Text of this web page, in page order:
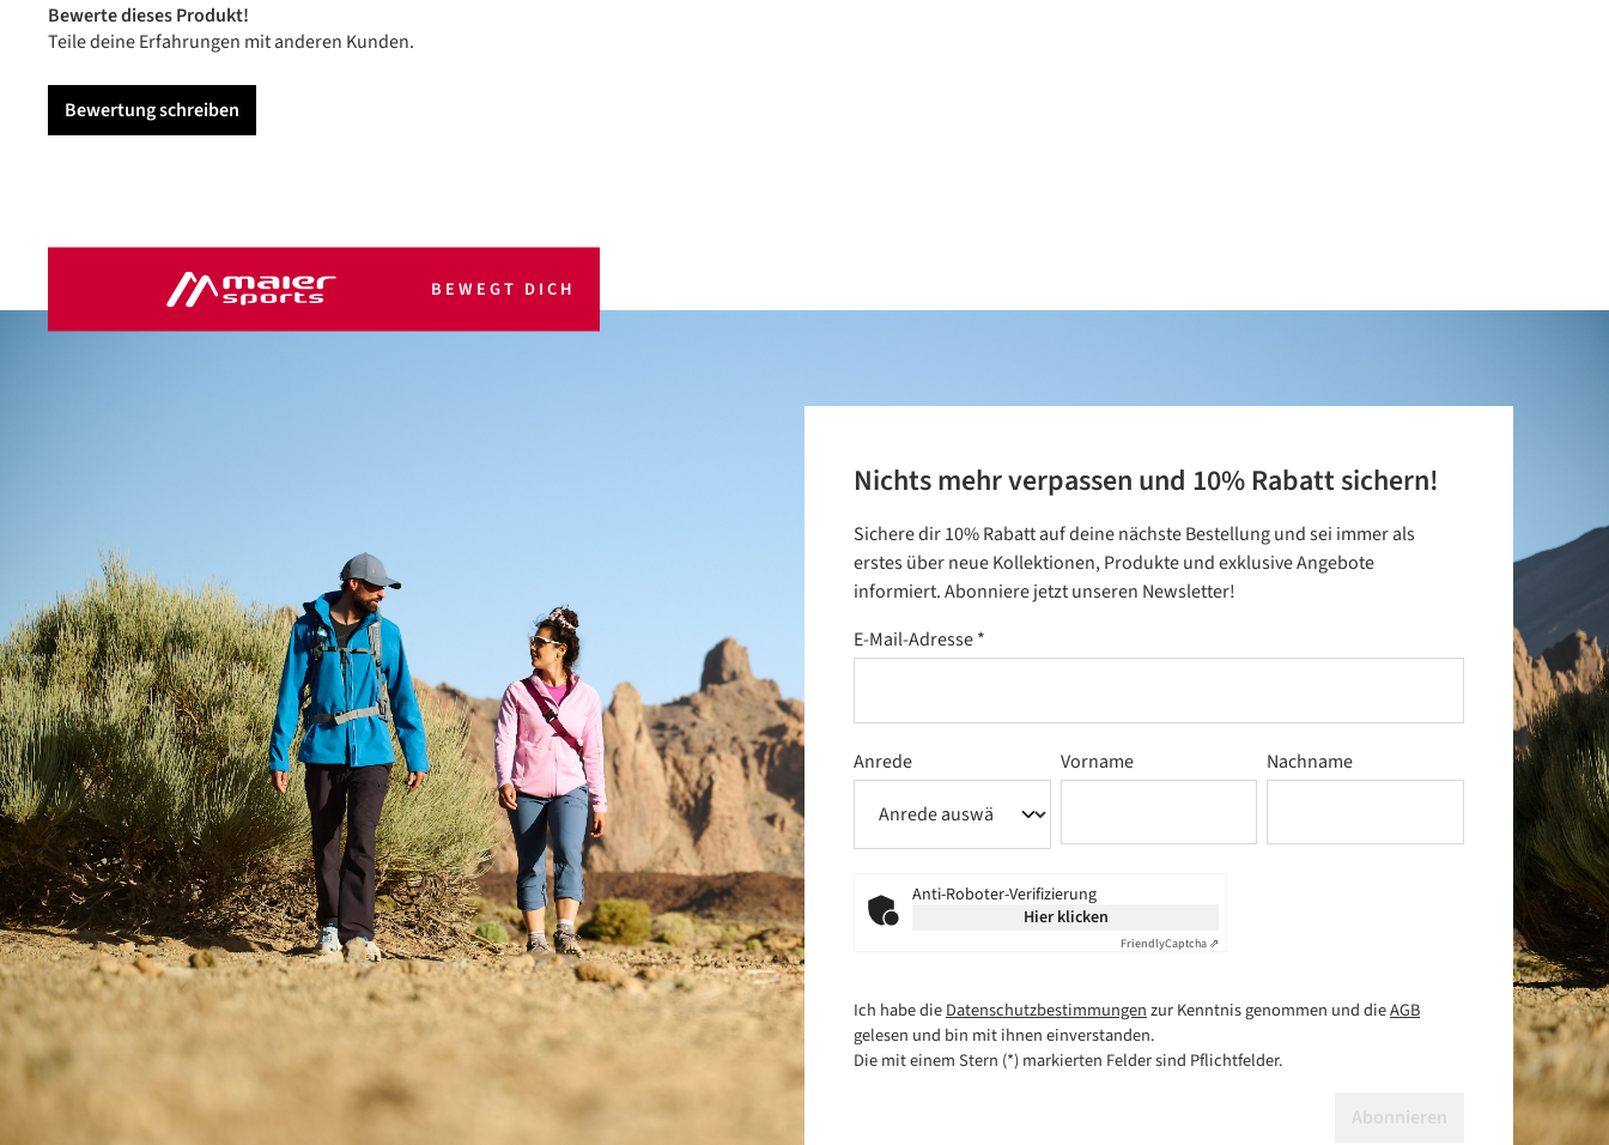
Bewerte dieses Produkt!
Teile deine Erfahrungen mit anderen Kunden.
Bewertung schreiben
BEWEGT DICH
Nichts mehr verpassen und 10% Rabatt sichern!
Sichere dir 10% Rabatt auf deine nächste Bestellung und sei immer als
erstes über neue Kollektionen, Produkte und exklusive Angebote
informiert. Abonniere jetzt unseren Newsletter!
E-Mail-Adresse*
Anrede Vorname Nachname
Anti-Roboter-Verifizierung
Hier klicken
FriendlyCaptcha ⇗
Ich habe dieDatenschutzbestimmungenzur Kenntnis genommen und dieAGB
gelesen und bin mit ihnen einverstanden.
Die mit einem Stern (*) markierten Felder sind Pflichtfelder.
Abonnieren